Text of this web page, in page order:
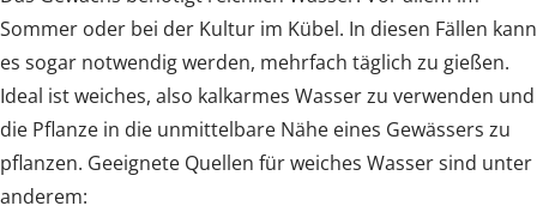
Sommer oder bei der Kultur im Kübel. In diesen Fällen kann
es sogar notwendig werden, mehrfach täglich zu gießen.
Ideal ist weiches, also kalkarmes Wasser zu verwenden und
die Pflanze in die unmittelbare Nähe eines Gewässers zu
pflanzen. Geeignete Quellen für weiches Wasser sind unter
anderem: